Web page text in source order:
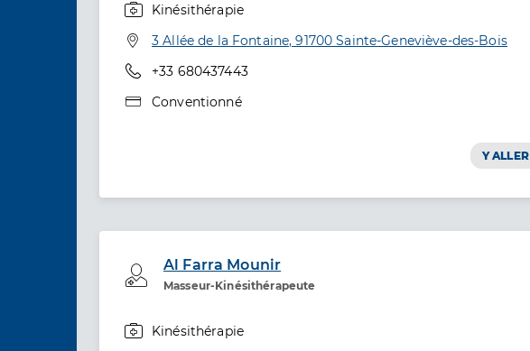
Kinésithérapie
Adresse
3 Allée de la Fontaine, 91700 Sainte-Geneviève-des-Bois
Téléphone
+33 680437443
Type de convention
Conventionné
Y ALLER
Al Farra Mounir
Masseur-Kinésithérapeute
Professionel de santé
Kinésithérapie